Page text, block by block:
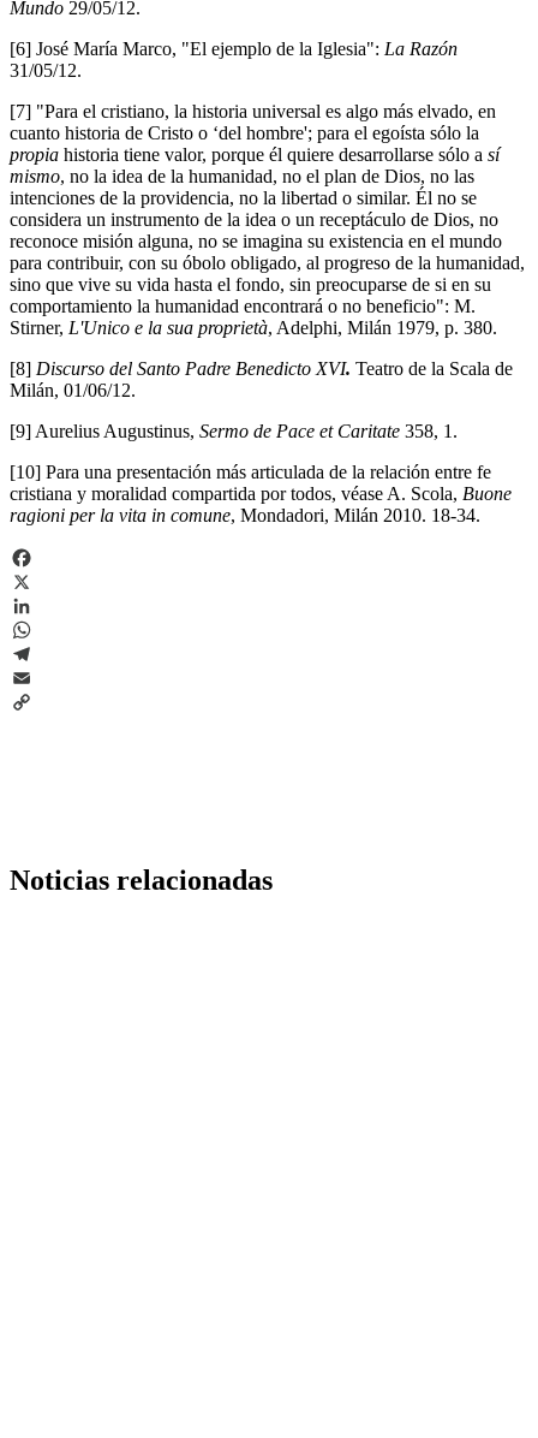
Mundo 29/05/12.
[6] José María Marco, "El ejemplo de la Iglesia": La Razón
31/05/12.
[7] "Para el cristiano, la historia universal es algo más elvado, en
cuanto historia de Cristo o ‘del hombre'; para el egoísta sólo la
propia historia tiene valor, porque él quiere desarrollarse sólo a sí
mismo, no la idea de la humanidad, no el plan de Dios, no las
intenciones de la providencia, no la libertad o similar. Él no se
considera un instrumento de la idea o un receptáculo de Dios, no
reconoce misión alguna, no se imagina su existencia en el mundo
para contribuir, con su óbolo obligado, al progreso de la humanidad,
sino que vive su vida hasta el fondo, sin preocuparse de si en su
comportamiento la humanidad encontrará o no beneficio": M.
Stirner, L'Unico e la sua proprietà, Adelphi, Milán 1979, p. 380.
[8] Discurso del Santo Padre Benedicto XVI. Teatro de la Scala de
Milán, 01/06/12.
[9] Aurelius Augustinus, Sermo de Pace et Caritate 358, 1.
[10] Para una presentación más articulada de la relación entre fe
cristiana y moralidad compartida por todos, véase A. Scola, Buone
ragioni per la vita in comune, Mondadori, Milán 2010. 18-34.
Facebook
X
LinkedIn
WhatsApp
Telegram
Email
Noticias relacionadas